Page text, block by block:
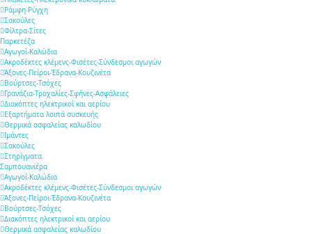
Ράμφη-Ρύγχη
Σακούλες
Φίλτρα-Σίτες
Παρκετέζα
Αγωγοί-Καλώδια
Ακροδέκτες κλέμενς-Φισέτες-Σύνδεσμοι αγωγών
Άξονες-Πείροι-Έδρανα-Κουζινέτα
Βούρτσες-Τσόχες
Γρανάζια-Τροχαλίες-Σφήνες-Ασφάλειες
Διακόπτες ηλεκτρικοί και αερίου
Εξαρτήματα λοιπά συσκευής
Θερμικά ασφαλείας καλωδίου
Ιμάντες
Σακούλες
Στηρίγματα
Σαμπουανιέρα
Αγωγοί-Καλώδια
Ακροδέκτες κλέμενς-Φισέτες-Σύνδεσμοι αγωγών
Άξονες-Πείροι-Έδρανα-Κουζινέτα
Βούρτσες-Τσόχες
Διακόπτες ηλεκτρικοί και αερίου
Θερμικά ασφαλείας καλωδίου